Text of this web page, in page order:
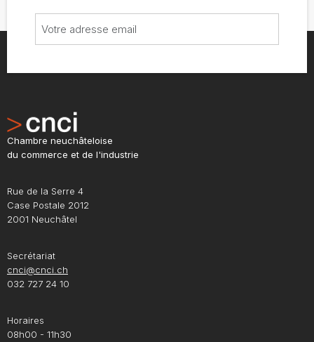
Chambre neuchâteloise
du commerce et de l'industrie
Rue de la Serre 4
Case Postale 2012
2001 Neuchâtel
Secrétariat
cnci@cnci.ch
032 727 24 10
Horaires
08h00 - 11h30